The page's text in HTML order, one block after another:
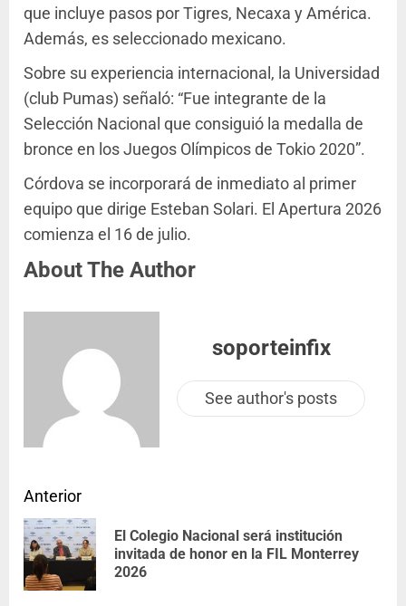
que incluye pasos por Tigres, Necaxa y América.
Además, es seleccionado mexicano.
Sobre su experiencia internacional, la Universidad
(club Pumas) señaló: “Fue integrante de la
Selección Nacional que consiguió la medalla de
bronce en los Juegos Olímpicos de Tokio 2020”.
Córdova se incorporará de inmediato al primer
equipo que dirige Esteban Solari. El Apertura 2026
comienza el 16 de julio.
About The Author
soporteinfix
See author's posts
Anterior
El Colegio Nacional será institución
invitada de honor en la FIL Monterrey
2026